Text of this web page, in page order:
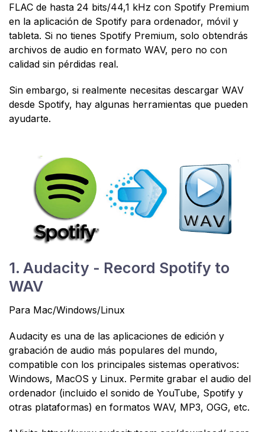
FLAC de hasta 24 bits/44,1 kHz con Spotify Premium
en la aplicación de Spotify para ordenador, móvil y
tableta. Si no tienes Spotify Premium, solo obtendrás
archivos de audio en formato WAV, pero no con
calidad sin pérdidas real.
Sin embargo, si realmente necesitas descargar WAV
desde Spotify, hay algunas herramientas que pueden
ayudarte.
1. Audacity - Record Spotify to
WAV
Para Mac/Windows/Linux
Audacity es una de las aplicaciones de edición y
grabación de audio más populares del mundo,
compatible con los principales sistemas operativos:
Windows, MacOS y Linux. Permite grabar el audio del
ordenador (incluido el sonido de YouTube, Spotify y
otras plataformas) en formatos WAV, MP3, OGG, etc.